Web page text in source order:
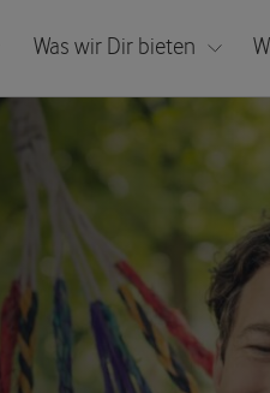
Was wir Dir bieten